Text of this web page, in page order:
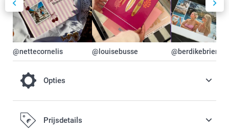
@nettecornelis @louisebusse @berdikebriers
Opties
Maak je fotoboek nog luxueuzer door te
kiezen voor Premium glanzend of Premium
Prijsdetails